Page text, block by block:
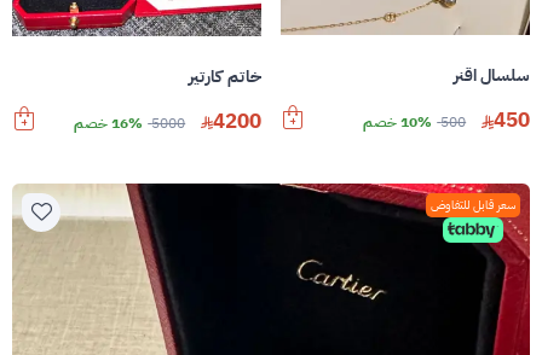
سلسال اقنر
450
500 10% خصم
خاتم كارتير
4200
5000 16% خصم
سعر قابل للتفاوض